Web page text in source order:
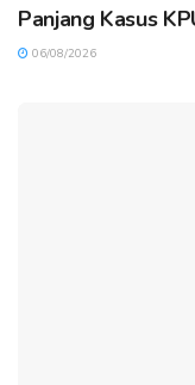
Panjang Kasus
06/08/2026